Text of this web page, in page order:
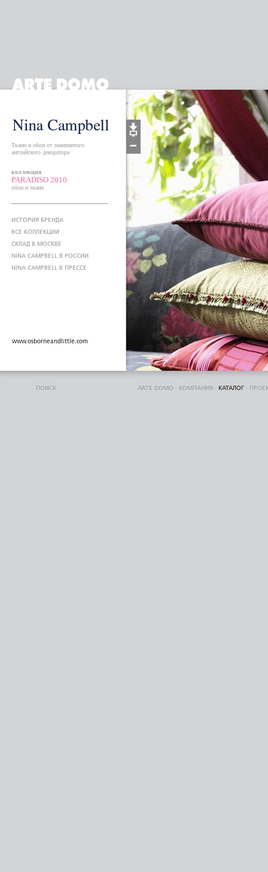
Ткани и обои от знаменитого
английского декоратора
коллекция
PARADISO 2010
обои и ткани
ИСТОРИЯ БРЕНДА
ВСЕ КОЛЛЕКЦИИ
СКЛАД В МОСКВЕ
NINA CAMPBELL В РОССИИ
NINA CAMPBELL В ПРЕССЕ
www.osborneandlittle.com
ПОИСК ARTE DOMO - КОМПАНИЯ - КАТАЛОГ -